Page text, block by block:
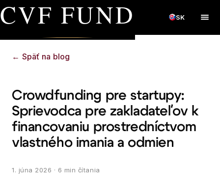
CVF FUND SK
← Späť na blog
Crowdfunding pre startupy:
Sprievodca pre zakladateľov k
financovaniu prostredníctvom
vlastného imania a odmien
1. júna 2026 · 6 min čítania